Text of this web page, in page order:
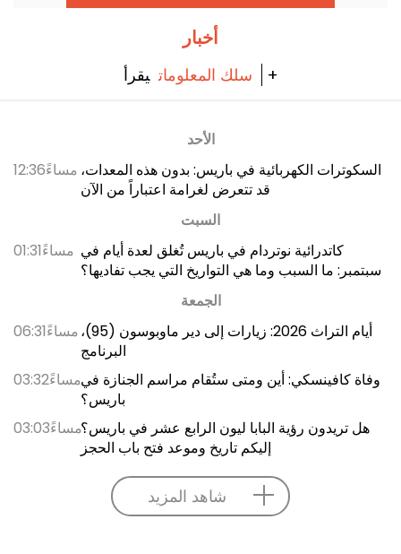
أخبار
سلك المعلومات يقرأ +
الأحد
12:36مساءً السكوترات الكهربائية في باريس: بدون هذه المعدات،
قد تتعرض لغرامة اعتباراً من الآن
السبت
01:31مساءً كاتدرائية نوتردام في باريس تُغلق لعدة أيام في
سبتمبر: ما السبب وما هي التواريخ التي يجب تفاديها؟
الجمعة
06:31مساءًأيام التراث 2026: زيارات إلى دير ماوبوسون (95)،
البرنامج
03:32مساءًوفاة كافينسكي: أين ومتى ستُقام مراسم الجنازة في
باريس؟
03:03مساءًهل تريدون رؤية البابا ليون الرابع عشر في باريس؟
إليكم تاريخ وموعد فتح باب الحجز
شاهد المزيد